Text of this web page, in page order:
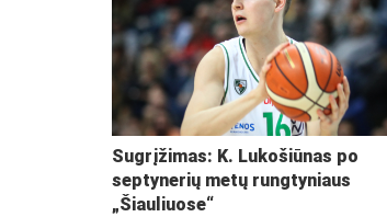
Sugrįžimas: K. Lukošiūnas po
septynerių metų rungtyniaus
„Šiauliuose“